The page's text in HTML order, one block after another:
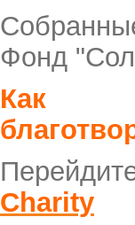
Фонд
Как
Charity